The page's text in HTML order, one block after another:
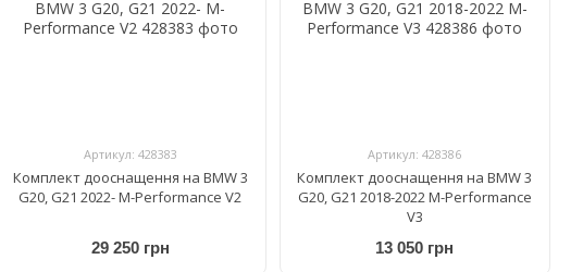
Артикул: 428383
Комплект дооснащення на BMW 3
G20, G21 2022- M-Performance V2
29 250 грн
Артикул: 428386
Комплект дооснащення на BMW 3
G20, G21 2018-2022 M-Performance
V3
13 050 грн